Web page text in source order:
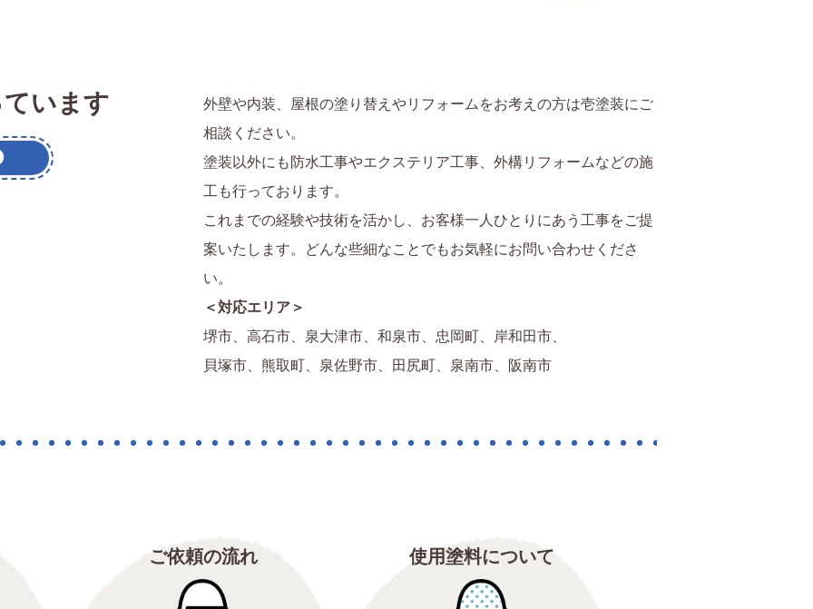
います
外壁や内装、屋根の塗り替えやリフォームをお考えの方は壱塗装にご
相談ください。
塗装以外にも防水工事やエクステリア工事、外構リフォームなどの施
工も行っております。
これまでの経験や技術を活かし、お客様一人ひとりにあう工事をご提
案いたします。どんな些細なことでもお気軽にお問い合わせくださ
い。
＜対応エリア＞
堺市、高石市、泉大津市、和泉市、忠岡町、岸和田市、
貝塚市、熊取町、泉佐野市、田尻町、泉南市、阪南市
ご依頼の流れ 使用塗料について